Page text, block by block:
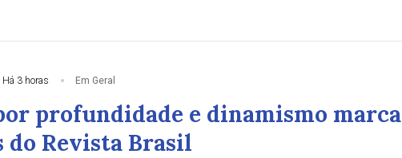
Há 3 horas Em Geral
profundidade e dinamismo marca
do Revista Brasil